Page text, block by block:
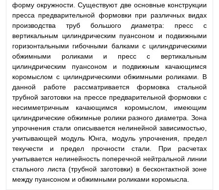
форму окружности. Существуют две основные конструкции
пресса предварительной формовки при различных видах
производства труб большого диаметра: пресс с
вертикальным цилиндрическим пуансоном и подвижными
горизонтальными гибочными балками с цилиндрическими
обжимными роликами и пресс с вертикальным
цилиндрическим пуансоном и подвижным качающимся
коромыслом с цилиндрическими обжимными роликами. В
данной работе рассматривается формовка стальной
трубной заготовки на прессе предварительной формовки с
несимметричным качающимся коромыслом, имеющим
цилиндрические обжимные ролики разного диаметра. Зона
упрочнения стали описывается нелинейной зависимостью,
учитывающей модуль Юнга, модуль упрочнения, предел
текучести и предел прочности стали. При расчетах
учитывается нелинейность поперечной нейтральной линии
стального листа (трубной заготовки) в бесконтактной зоне
между пуансоном и обжимными роликами коромысла.